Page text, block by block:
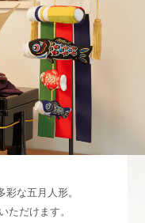
な五月人形。
ただけます。